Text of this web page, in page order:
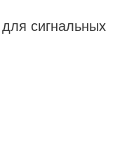
сигнальных